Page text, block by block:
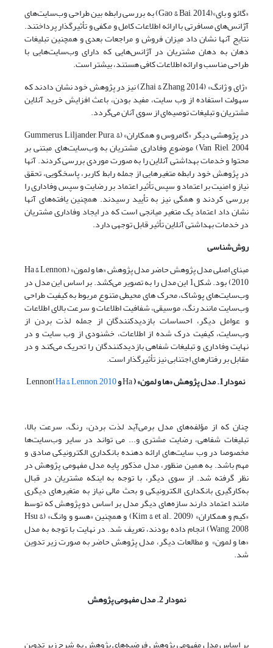
«گائو و بای»(Gao & Bai, 2014) به بررسی رابطه بین طراحی وب‌سایت‌های
آژانس‌های مسافرتی با ارائه اطلاعات کامل و مکفی و تأثیرگذار پرداختند.
نتایج آنها نشان داد میزان فروش و مراجعات بعدی و همچنین تبلیغات
دهان به دهان مشتریان در آژانس‌هایی که دارای وب‌سایت‌هایی با
طراحی مناسب و ارائه اطلاعات کافی هستند، بیشتر است.
«ژای و ژانگ» (Zhai & Zhang, 2014) نیز در پژوهش خود نشان دادند که
سهولت استفاده از وب سایت، مفید بودن، باعث افزایش خرید آنلاین
مشتریان و تبلیغات توصیه‌ای از سوی آنان می‌گردد.
در پژوهشی دیگر «گامروس و همکاران» (Gummerus, Liljander, Pura, &
Van Riel, 2004) موضوع وفاداری مشتریان به وب‌سایت‌های مبتنی بر
محتوا و خدمات بهداشتی آنلاین را به صورت موردی بررسی کردند. آنها
در پژوهش خود رابطه متغیرهایی از جمله رابط کاربر، پاسخگویی، تحقق
نیاز و امنیت بر اعتماد و سپس تأثیر اعتماد بر رضایت و سپس وفاداری را
بررسی کردند و همگی نیز به تأیید رسیدند. همچنین یافته‌های آنها
نشان داد اعتماد یک متغیر میانجی است که در ایجاد وفاداری مشتریان
در خدمات بهداشتی آنلاین تأثیر قابل توجهی دارد.
روششناسی
مبنای اصلی مدل پژوهش حاضر مدل پژوهش «ها و لمون» (Ha & Lennon,
2010) بود. شکل1 این مدل را به تصویر می‌کشد. بر اساس این مدل در
وب‌سایت‌های پوشاک، محرک های محیطی متنوع مربوط به کیفیت طراحی
وب‌سایت مانند رنگ، موسیقی، شفافیت اطلاعات و سرعت بالای اطلاعات
و عوامل دیگر، احساسات بازدیدکنندگان از جمله لذت بردن از
وب‌سایت، کیفیت درک شده از اطلاعات، خشنودی از وب سایت و در
نهایت وفاداری و تبلیغات شفاهی بازدیدکنندگان را تحریک می‌کند و در
مقابل بر رفتارهای اجتنابی نیز تأثیرگذار است.
نمودار1. مدل پژوهش «ها و لمون» (Haو Lennon(Ha & Lennon, 2010
چنان که از مؤلفه‌های مدل برمی‌آید لذت بردن، رنگ، سرعت بالا،
تبلیغات شفاهی، رضایت مشتری و... می تواند در سایر وب‌سایت‌ها
مخصوصا در وب سایت‌های ارائه دهنده بانکداری الکترونیکی صادق و
مهم باشد. به همین منظور، مدل مذکور پایه مدل مفهومی پژوهش در
نظر گرفته شد. از سوی دیگر، با توجه به اینکه مشتریان در قبال
به‌کارگیری بانکداری الکترونیکی و بحث مالی نیاز به متغیرهای دیگری
مانند اعتماد دارند سازه‌های دیگر مدل بر اساس دو پژوهش که توسط
«کیم و همکاران» (Kim & et al., 2009) و همچنین «هسو و وانگ» (Hsu &
Wang, 2008) انجام داده بودند، تعریف شد. در نهایت با توجه به مدل
«ها و لمون» و مطالعات دیگر، مدل پژوهش حاضر به صورت زیر تدوین
شد.
نمودار 2. مدل مفهومی پژوهش